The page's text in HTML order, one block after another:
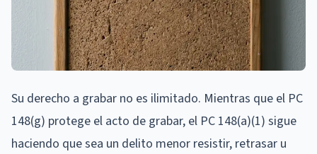
Su derecho a grabar no es ilimitado. Mientras que el PC
148(g) protege el acto de grabar, el PC 148(a)(1) sigue
haciendo que sea un delito menor resistir, retrasar u